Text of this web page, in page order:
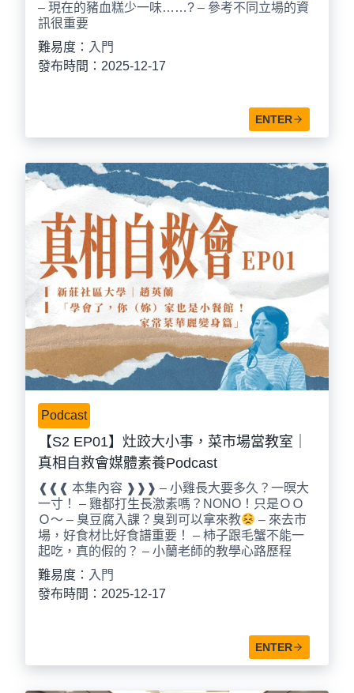
– 現在的豬血糕少一味……? – 參考不同立場的資
訊很重要
難易度： 入門
發布時間：2025-12-17
ENTER
Podcast
【S2 EP01】灶跤大小事，菜市場當教室｜
真相自救會媒體素養Podcast
❰❰❰ 本集內容 ❱❱❱ – 小雞長大要多久？一暝大
一寸！ – 雞都打生長激素嗎？NONO！只是ＯＯ
Ｏ～ – 臭豆腐入課？臭到可以拿來教
– 來去市
場，好食材比好食譜重要！ – 柿子跟毛蟹不能一
起吃，真的假的？ – 小蘭老師的教學心路歷程
難易度： 入門
發布時間：2025-12-17
ENTER